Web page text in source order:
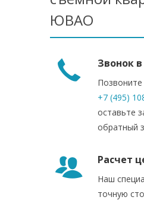
ЮВАО
Звонок
+7 (495)
оставьте
обратный
Расчет
Наш
точную